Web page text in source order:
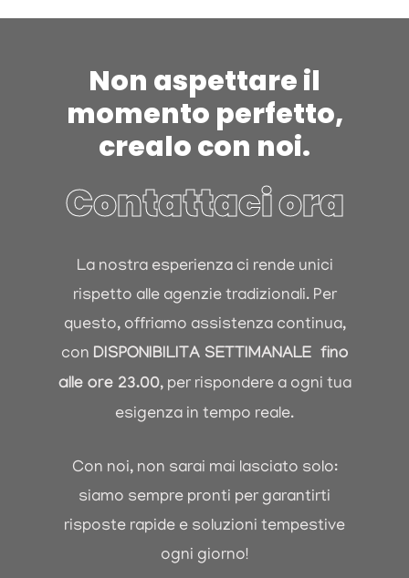
Non aspettare il
momento perfetto,
crealo con noi.
Contattaci ora
La nostra esperienza ci rende unici
rispetto alle agenzie tradizionali. Per
questo, offriamo assistenza continua,
con DISPONIBILITASETTIMANALE fino
alle ore 23.00, per rispondere a ogni tua
esigenza in tempo reale.
Con noi, non sarai mai lasciato solo:
siamo sempre pronti per garantirti
risposte rapide e soluzioni tempestive
ogni giorno!